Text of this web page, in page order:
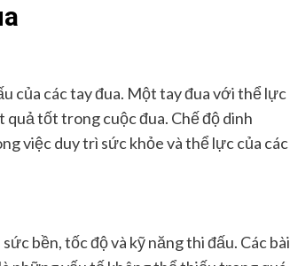
của các tay đua. Một tay đua với thể lực
tốt trong cuộc đua. Chế độ dinh
việc duy trì sức khỏe và thể lực của các
bền, tốc độ và kỹ năng thi đấu. Các bài